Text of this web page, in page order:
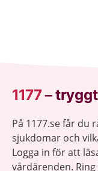
1177–
På 1177.se får du
sjukdomar och
Logga in för att
vårdärenden.